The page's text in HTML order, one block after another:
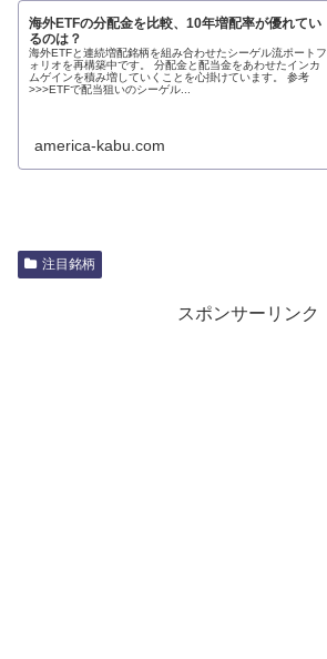
海外ETFの分配金を比較、10年増配率が優れてい
るのは？
海外ETFと連続増配銘柄を組み合わせたシーゲル流ポートフ
ォリオを再構築中です。 分配金と配当金をあわせたインカ
ムゲインを積み増していくことを心掛けています。 参考
>>>ETFで配当狙いのシーゲル...
america-kabu.com
注目銘柄
スポンサーリンク